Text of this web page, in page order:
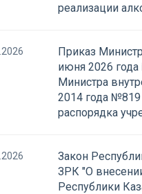
реализации
Приказ
июня 2026
Министра
2014 года
распорядка
Закон
ЗРК "О
Республики